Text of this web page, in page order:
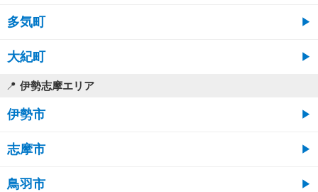
多気町
大紀町
伊勢志摩エリア
伊勢市
志摩市
鳥羽市